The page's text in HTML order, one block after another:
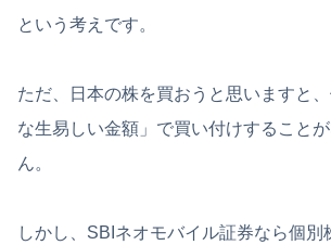
という考えです。
ただ、日本の株を買おうと思いますと
な生易しい金額」で買い付けすること
ん。
しかし、SBIネオモバイル証券なら個別